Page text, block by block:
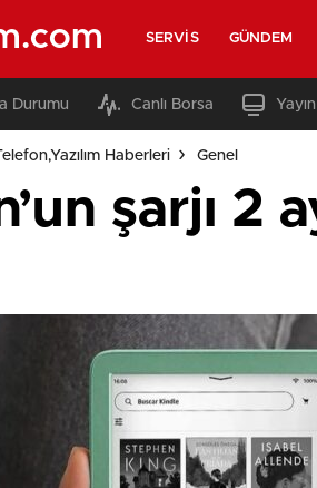
SERVIS GÜNDEM
Durumu Canlı Borsa
Haberleri Genel
şarjı 2